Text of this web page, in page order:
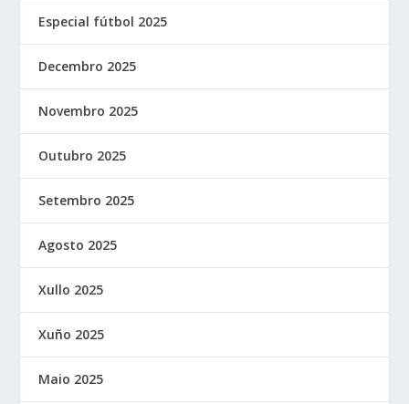
Especial fútbol 2025
Decembro 2025
Novembro 2025
Outubro 2025
Setembro 2025
Agosto 2025
Xullo 2025
Xuño 2025
Maio 2025